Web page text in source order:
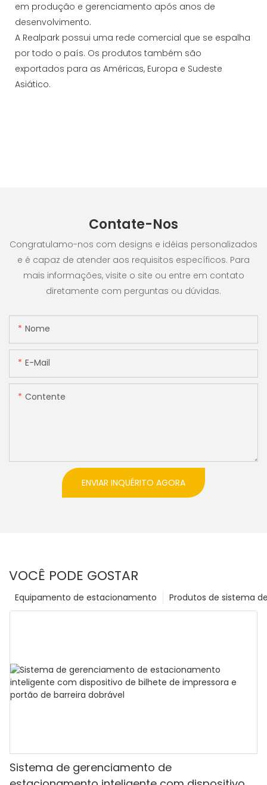
em produção e gerenciamento após anos de
desenvolvimento.
A Realpark possui uma rede comercial que se espalha
por todo o país. Os produtos também são
exportados para as Américas, Europa e Sudeste
Asiático.
Contate-Nos
Congratulamo-nos com designs e idéias personalizados
e é capaz de atender aos requisitos específicos. Para
mais informações, visite o site ou entre em contato
diretamente com perguntas ou dúvidas.
Nome
E-Mail
Contente
ENVIAR INQUÉRITO AGORA
VOCÊ PODE GOSTAR
Produtos de sistema
Equipamento de estacionamento
Sistema de gerenciamento de